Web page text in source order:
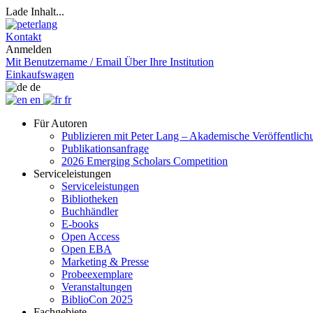
Lade Inhalt...
Kontakt
Anmelden
Mit Benutzername / Email Über Ihre Institution
Einkaufswagen
de
en
fr
Für Autoren
Publizieren mit Peter Lang – Akademische
Publikationsanfrage
2026 Emerging Scholars Competition
Serviceleistungen
Serviceleistungen
Bibliotheken
Buchhändler
E-books
Open Access
Open EBA
Marketing & Presse
Probeexemplare
Veranstaltungen
BiblioCon 2025